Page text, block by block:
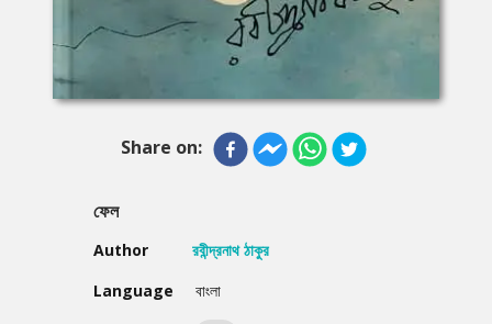
Share on:
ফেল
Author
রবীন্দ্রনাথ ঠাকুর
Language
বাংলা